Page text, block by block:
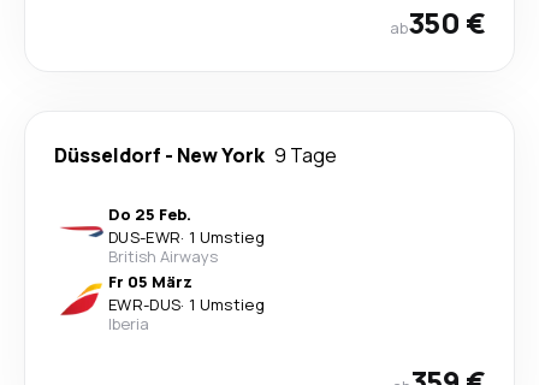
ab350 €
Düsseldorf - New York 9 Tage
Do 25 Feb.
DUS-EWR· 1 Umstieg
British Airways
Fr 05 März
EWR-DUS· 1 Umstieg
Iberia